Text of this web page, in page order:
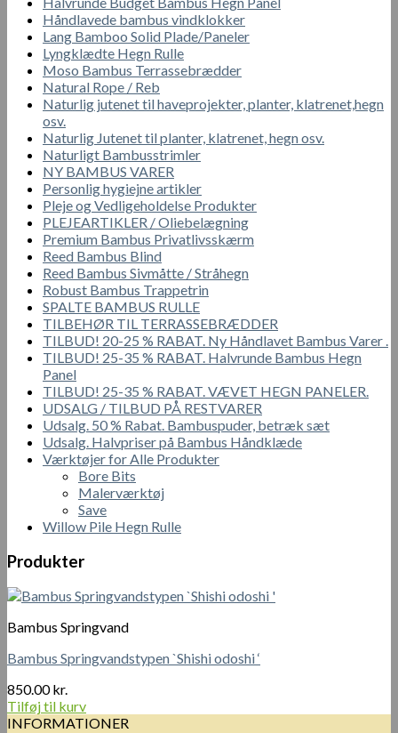
Håndlavede bambus vindklokker
Lang Bamboo Solid Plade/Paneler
Lyngklædte Hegn Rulle
Moso Bambus Terrassebrædder
Natural Rope / Reb
Naturlig jutenet til haveprojekter, planter, klatrenet,hegn
osv.
Naturlig Jutenet til planter, klatrenet, hegn osv.
Naturligt Bambusstrimler
NY BAMBUS VARER
Personlig hygiejne artikler
Pleje og Vedligeholdelse Produkter
PLEJEARTIKLER / Oliebelægning
Premium Bambus Privatlivsskærm
Reed Bambus Blind
Reed Bambus Sivmåtte / Stråhegn
Robust Bambus Trappetrin
SPALTE BAMBUS RULLE
TILBEHØR TIL TERRASSEBRÆDDER
TILBUD! 20-25 % RABAT. Ny Håndlavet Bambus Varer .
TILBUD! 25-35 % RABAT. Halvrunde Bambus Hegn
Panel
TILBUD! 25-35 % RABAT. VÆVET HEGN PANELER.
UDSALG / TILBUD PÅ RESTVARER
Udsalg. 50 % Rabat. Bambuspuder, betræk sæt
Udsalg. Halvpriser på Bambus Håndklæde
Værktøjer for Alle Produkter
Bore Bits
Malerværktøj
Save
Willow Pile Hegn Rulle
Produkter
Bambus Springvand
Bambus Springvandstypen `Shishi odoshi ‘
850.00kr.
Tilføj til kurv
INFORMATIONER